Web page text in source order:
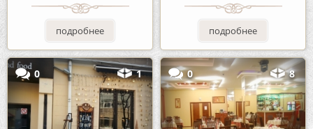
подробнее подробнее
0 1 0 8